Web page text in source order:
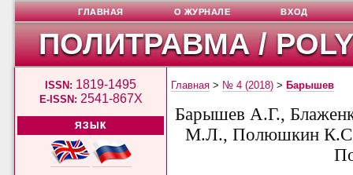
ПОЛИТРАВМА /
ISSN: 1819-1495
E-ISSN: 2541-867X
ЯЗЫК
ГЛАВНАЯ О ЖУРНАЛЕ ВХОД
Главная > № 4 (2018) > Барышев
Барышев А.Г.,
М.Л., Полюшкин